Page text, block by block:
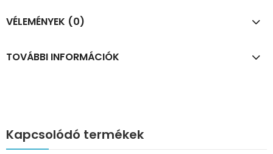
VÉLEMÉNYEK (0)
TOVÁBBI INFORMÁCIÓK
Kapcsolódó termékek